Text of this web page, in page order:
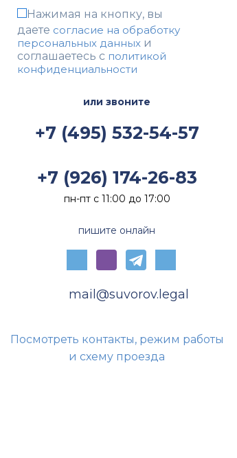
требований кредитора в рамках
процедуры банкротства, а также
преодоления возражений
относительно размера и очередности
заявленной задолженности.
Дополнительно спор сопровождался
вопросами, связанными с
защиты интересов кредитора в
банкротного конфликта.
Нажимая на кнопку, вы
даете согласие на обработку
персональных данных и
соглашаетесь c политикой
конфиденциальности
или звоните
+7 (495) 532-54-57
+7 (926) 174-26-83
пн-пт с 11:00 до 17:00
пишите онлайн
mail@suvorov.legal
Посмотреть контакты, режим работы
и схему проезда